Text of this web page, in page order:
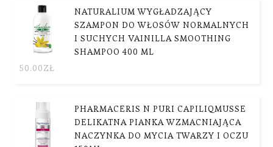
NATURALIUM WYGŁADZAJĄCY
SZAMPON DO WŁOSÓW NORMALNYCH
I SUCHYCH VAINILLA SMOOTHING
SHAMPOO 400 ML
50.00ZŁ
PHARMACERIS N PURI CAPILIQMUSSE
DELIKATNA PIANKA WZMACNIAJĄCA
NACZYNKA DO MYCIA TWARZY I OCZU